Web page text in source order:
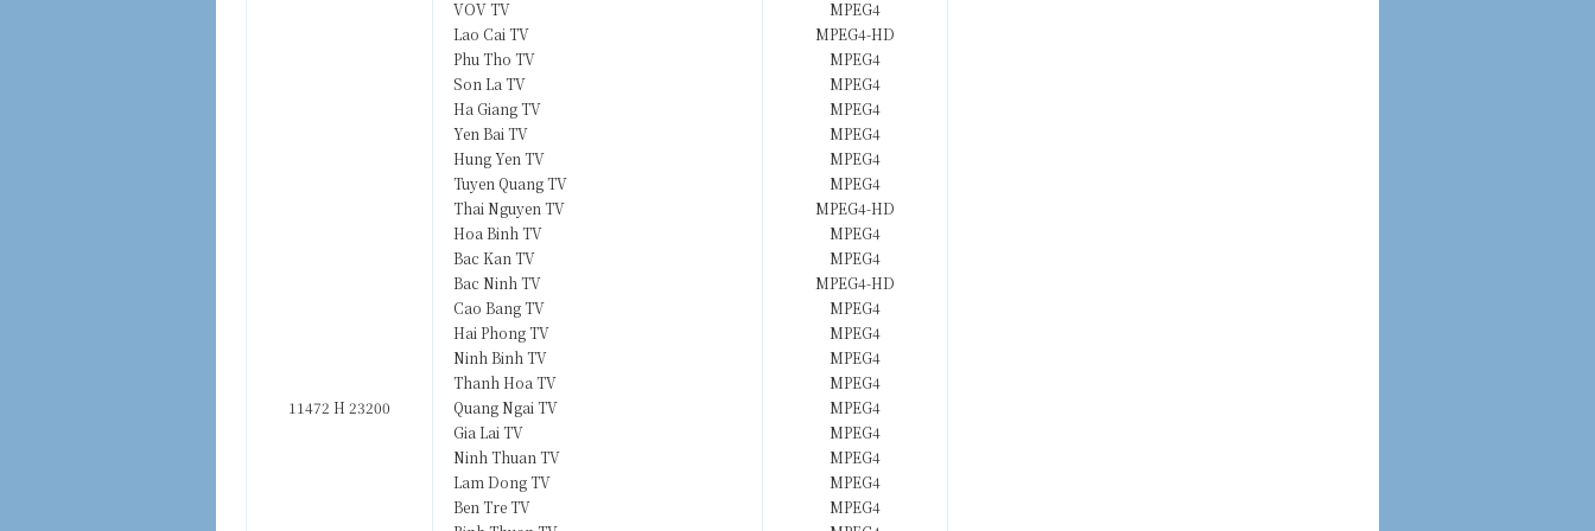
11472 H 23200
VOV TV
Lao Cai TV
Phu Tho TV
Son La TV
Ha Giang TV
Yen Bai TV
Hung Yen TV
Tuyen Quang TV
Thai Nguyen TV
Hoa Binh TV
Bac Kan TV
Bac Ninh TV
Cao Bang TV
Hai Phong TV
Ninh Binh TV
Thanh Hoa TV
Quang Ngai TV
Gia Lai TV
Ninh Thuan TV
Lam Dong TV
Ben Tre TV
MPEG4
MPEG4-HD
MPEG4
MPEG4
MPEG4
MPEG4
MPEG4
MPEG4
MPEG4-HD
MPEG4
MPEG4
MPEG4-HD
MPEG4
MPEG4
MPEG4
MPEG4
MPEG4
MPEG4
MPEG4
MPEG4
MPEG4